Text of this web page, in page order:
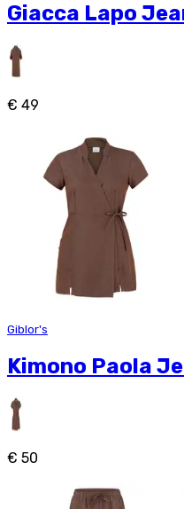
Giacca Lapo
€ 49
Giblor's
Kimono Paola
€ 50